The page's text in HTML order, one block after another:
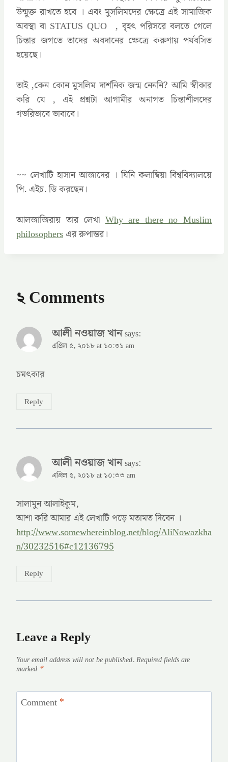
উন্মুক্ত রাখতে হবে । এবং মুসলিমদের ক্ষেত্রে এই সামাজিক
অবস্থা বা STATUS QUO , বৃহৎ পরিসরে বলতে গেলে
চিন্তার জগতে তাদের অবদানের ক্ষেত্রে করুণায় পর্যবসিত
হয়েছে।
তাই ,কেন কোন মুসলিম দার্শনিক জন্ম নেননি? আমি স্বীকার
করি যে , এই প্রশ্নটা আগামীর অনাগত চিন্তাশীলদের
গভরিভাবে ভাবাবে।
~~ লেখাটি হাসান আজাদের । যিনি কলাম্বিয়া বিশ্ববিদ্যালয়ে
পি. এইচ. ডি করছেন।
আলজাজিরায় তার লেখাWhy are there no Muslim
philosophers এর রুপান্তর।
২ Comments
আলী নওয়াজ খানsays:
এপ্রিল ৫, ২০১৮ at ১০:৩১ am
চমৎকার
Reply
আলী নওয়াজ খানsays:
এপ্রিল ৫, ২০১৮ at ১০:৩৩ am
সালামুন আলাইকুম,
আশা করি আমার এই লেখাটি পড়ে মতামত দিবেন ।
http://www.somewhereinblog.net/blog/AliNowazkha
n/30232516#c12136795
Reply
Leave a Reply
Your email address will not be published.Required fields are
marked *
Comment *